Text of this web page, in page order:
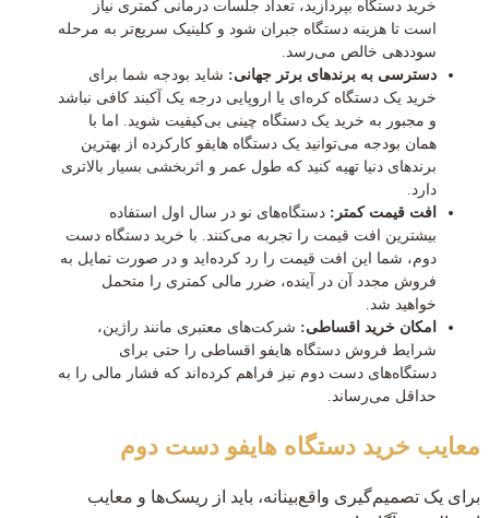
خرید دستگاه بپردازید، تعداد جلسات درمانی کمتری نیاز
است تا هزینه دستگاه جبران شود و کلینیک سریع‌تر به مرحله
سوددهی خالص می‌رسد.
دسترسی به برندهای برتر جهانی: شاید بودجه شما برای
خرید یک دستگاه کره‌ای یا اروپایی درجه یک آکبند کافی نباشد
و مجبور به خرید یک دستگاه چینی بی‌کیفیت شوید. اما با
همان بودجه می‌توانید یک دستگاه هایفو کارکرده از بهترین
برندهای دنیا تهیه کنید که طول عمر و اثربخشی بسیار بالاتری
دارد.
افت قیمت کمتر: دستگاه‌های نو در سال اول استفاده
بیشترین افت قیمت را تجربه می‌کنند. با خرید دستگاه دست
دوم، شما این افت قیمت را رد کرده‌اید و در صورت تمایل به
فروش مجدد آن در آینده، ضرر مالی کمتری را متحمل
خواهید شد.
امکان خرید اقساطی: شرکت‌های معتبری مانند راژین،
شرایط فروش دستگاه هایفو اقساطی را حتی برای
دستگاه‌های دست دوم نیز فراهم کرده‌اند که فشار مالی را به
حداقل می‌رساند.
معایب خرید دستگاه هایفو دست دوم
برای یک تصمیم‌گیری واقع‌بینانه، باید از ریسک‌ها و معایب